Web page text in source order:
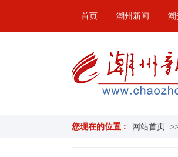
首页 潮州新闻 潮
您现在的位置 : 网站首页